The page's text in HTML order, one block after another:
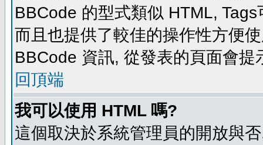
BBCode 的型式類似 HTML,
而且也提供了較佳的操作性方便
BBCode 資訊, 從發表的頁面會提
回頂端
我可以使用 HTML 嗎?
這個取決於系統管理員的開放與